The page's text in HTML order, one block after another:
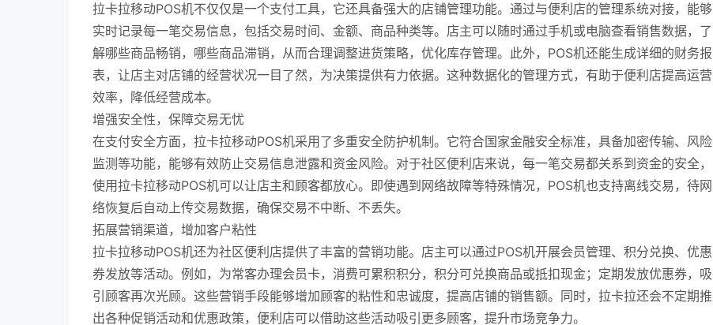
拉卡拉移动POS机不仅仅是一个支付工具，它还具备强大的店铺管理功能。通过与便利店的管理系统对接，能够
实时记录每一笔交易信息，包括交易时间、金额、商品种类等。店主可以随时通过手机或电脑查看销售数据，了
解哪些商品畅销，哪些商品滞销，从而合理调整进货策略，优化库存管理。此外，POS机还能生成详细的财务报
表，让店主对店铺的经营状况一目了然，为决策提供有力依据。这种数据化的管理方式，有助于便利店提高运营
效率，降低经营成本。
增强安全性，保障交易无忧
在支付安全方面，拉卡拉移动POS机采用了多重安全防护机制。它符合国家金融安全标准，具备加密传输、风险
监测等功能，能够有效防止交易信息泄露和资金风险。对于社区便利店来说，每一笔交易都关系到资金的安全，
使用拉卡拉移动POS机可以让店主和顾客都放心。即使遇到网络故障等特殊情况，POS机也支持离线交易，待网
络恢复后自动上传交易数据，确保交易不中断、不丢失。
拓展营销渠道，增加客户粘性
拉卡拉移动POS机还为社区便利店提供了丰富的营销功能。店主可以通过POS机开展会员管理、积分兑换、优惠
券发放等活动。例如，为常客办理会员卡，消费可累积积分，积分可兑换商品或抵扣现金；定期发放优惠券，吸
引顾客再次光顾。这些营销手段能够增加顾客的粘性和忠诚度，提高店铺的销售额。同时，拉卡拉还会不定期推
出各种促销活动和优惠政策，便利店可以借助这些活动吸引更多顾客，提升市场竞争力。